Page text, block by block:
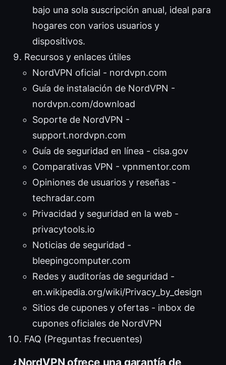
bajo una sola suscripción anual, ideal para
hogares con varios usuarios y
dispositivos.
Recursos y enlaces útiles
NordVPN oficial - nordvpn.com
Guía de instalación de NordVPN -
nordvpn.com/download
Soporte de NordVPN -
support.nordvpn.com
Guía de seguridad en línea - cisa.gov
Comparativas VPN - vpnmentor.com
Opiniones de usuarios y reseñas -
techradar.com
Privacidad y seguridad en la web -
privacytools.io
Noticias de seguridad -
bleepingcomputer.com
Redes y auditorías de seguridad -
en.wikipedia.org/wiki/Privacy_by_design
Sitios de cupones y ofertas - inbox de
cupones oficiales de NordVPN
FAQ (Preguntas frecuentes)
¿NordVPN ofrece una garantía de